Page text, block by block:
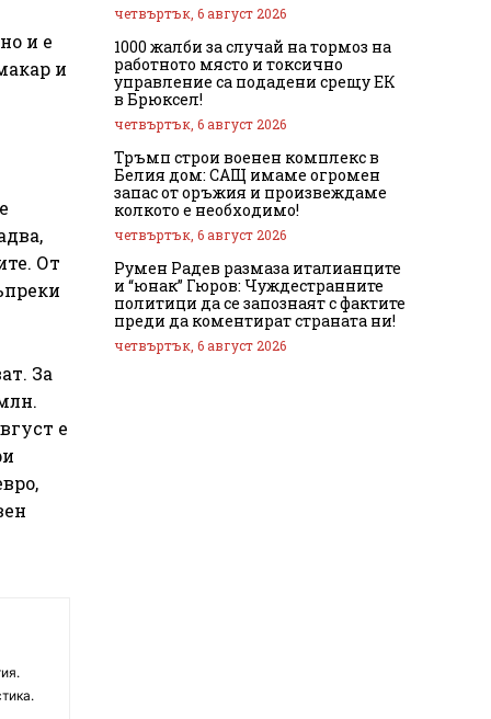
и е
и
От
За
е
четвъртък, 6 август 2026
1000 жалби за случай на тормоз на
работното място и токсично
управление са подадени срещу ЕК
в Брюксел!
четвъртък, 6 август 2026
Тръмп строи военен комплекс в
Белия дом: САЩ имаме огромен
запас от оръжия и произвеждаме
колкото е необходимо!
четвъртък, 6 август 2026
Румен Радев размаза италианците
и “юнак” Гюров: Чуждестранните
политици да се запознаят с фактите
преди да коментират страната ни!
четвъртък, 6 август 2026